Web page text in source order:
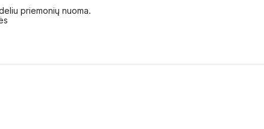
priemonių nuoma.